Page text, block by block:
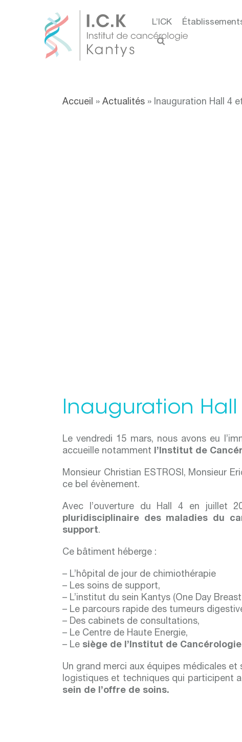
L’ICK
Accueil » Actualités » Inauguration Hall 4
Inauguration Hall
Le vendredi 15 mars, nous avons eu
accueille notamment l’Institut de
Monsieur Christian ESTROSI, Monsieur
ce bel évènement.
Avec l’ouverture du Hall 4 en juillet
pluridisciplinaire des maladies du
support.
Ce bâtiment héberge :
– L’hôpital de jour de chimiothérapie
– Les soins de support,
– L’institut du sein Kantys (One Day
– Le parcours rapide des tumeurs
– Des cabinets de consultations,
– Le Centre de Haute Energie,
– Le siège de l’Institut de
Un grand merci aux équipes médicales
logistiques et techniques qui participent
sein de l’offre de soins.